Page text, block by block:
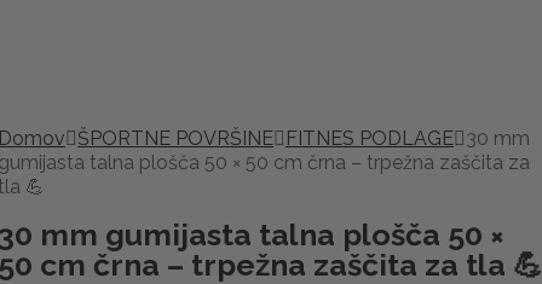
ŠPORTNE POVRŠINE FITNES PODLAGE 30 mm
talna plošča 50 × 50 cm črna – trpežna zaščita za
💪
mm gumijasta talna plošča 50 ×
cm črna – trpežna zaščita za tla 💪